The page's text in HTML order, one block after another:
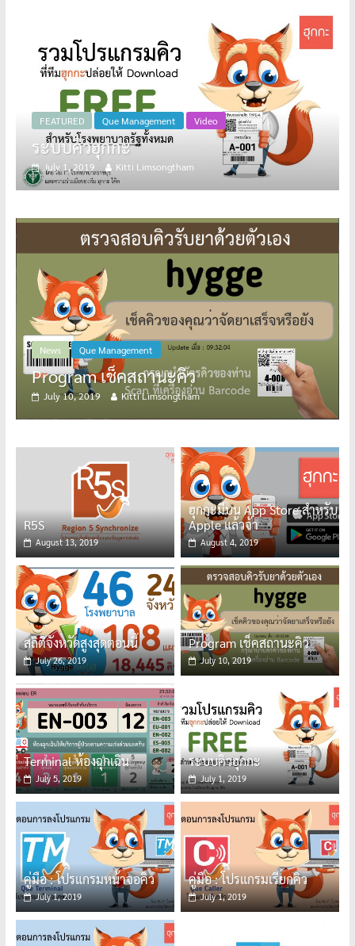
Video Video
Remind
May 5, 2019 Kitti
นะคิว
Que Management
Terminal ห้องฉุกเฉิน
July 5, 2019 Kitti
August 13, 2019
ฮุกกะมีบน App Store สำหรับ
Apple แล้วจ้า
August 4, 2019
สถิติจังหวัดสูงสุดตอนนี้
July 26, 2019
Program เช็คสถานะคิว
July 10, 2019
Terminal ห้องฉุกเฉิน
July 5, 2019
ระบบคิวฮุกกะ
July 1, 2019
คู่มือ : โปรแกรมหน้าจอคิว
July 1, 2019
คู่มือ : โปรแกรมเรียกคิว
July 1, 2019